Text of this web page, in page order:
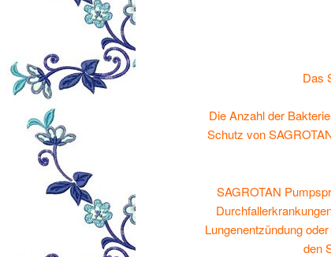
Das
Die Anzahl der
Schutz von
SAGROTAN
Lungenentzündung
den